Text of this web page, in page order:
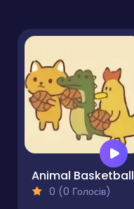
Animal Basketball
0 (0 Голосів)